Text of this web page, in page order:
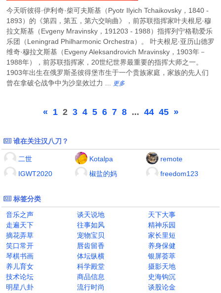
今天听彼得·伊利奇·柴可夫斯基（Pyotr Ilyich Tchaikovsky，1840 -
1893）的《第四，第五，第六交响曲》，前苏联指挥家叶夫根尼·穆
拉文斯基（Evgeny Mravinsky，191203 - 1988）指挥列宁格勒爱乐
乐团（Leningrad Philharmonic Orchestra）。 叶夫根尼·亚历山德罗
维奇·穆拉文斯基（Evgeny Aleksandrovich Mravinsky，1903年－
1988年），前苏联指挥家，20世纪世界最重要的指挥大师之一。
1903年出生在俄罗斯圣彼得堡市生于一个贵族家庭，家族的先人们
曾在拿破仑战争中为沙皇效过力 ...
更多
« 1 2 3 4 5 6 7 8 ... 44 45 »
谁在关注汉八刀？
二世 Kotalpa
remote
IGWT2020
椒盐的妈 freedom123
标签分类
音乐之声
谈天说地
天下大事
走遍天下
往事如风
精神乐园
摘花弄草
宠物宝贝
家长里短
笑口常开
唇齿留香
养身保健
琴棋书画
体坛纵横
银屏荟萃
养儿育女
科学殿堂
摄影天地
技术论坛
商品信息
史海钩沉
明星八卦
流行时尚
谈股论金